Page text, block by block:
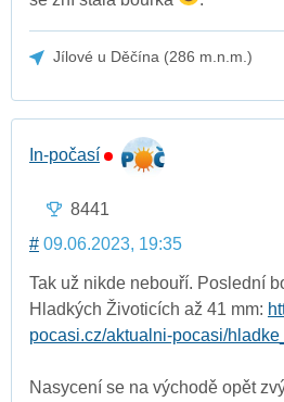
Jílové u Děčína (286 m.n.m.)
In-počasí
8441
# 09.06.2023, 19:35
Tak už nikde nebouří. Poslední
Hladkých Životicích až 41 mm:
pocasi.cz/aktualni-pocasi/
Nasycení se na východě opět